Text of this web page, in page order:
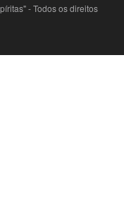
- Todos os direitos